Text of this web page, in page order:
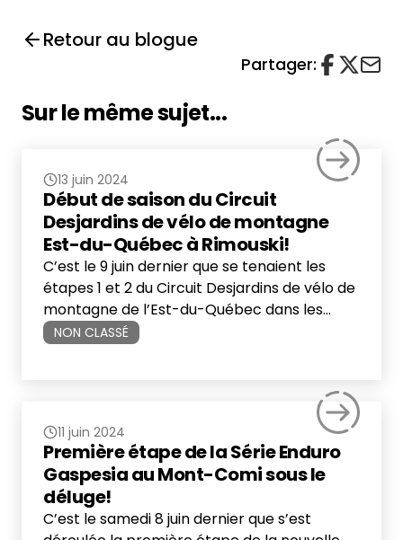
Retour au blogue
Partager:
Sur le même sujet...
13 juin 2024
Début de saison du Circuit
Desjardins de vélo de montagne
Est-du-Québec à Rimouski!
C’est le 9 juin dernier que se tenaient les
étapes 1 et 2 du Circuit Desjardins de vélo de
montagne de l’Est-du-Québec dans les
sentiers du Parc Beauséjour de Rimouski. Une
Rimouski et d’Événements Gaspésia pour ce
NON CLASSÉ
11 juin 2024
Première étape de la Série Enduro
Gaspesia au Mont-Comi sous le
déluge!
C’est le samedi 8 juin dernier que s’est